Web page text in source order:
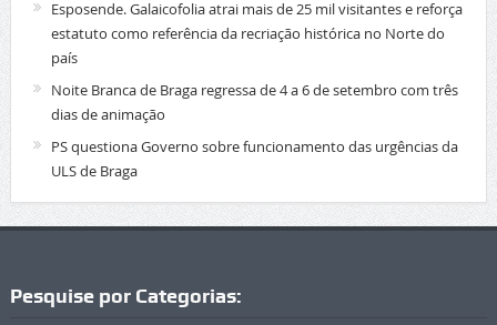
Esposende. Galaicofolia atrai mais de 25 mil visitantes e reforça
estatuto como referência da recriação histórica no Norte do
país
Noite Branca de Braga regressa de 4 a 6 de setembro com três
dias de animação
PS questiona Governo sobre funcionamento das urgências da
ULS de Braga
Pesquise por Categorias: